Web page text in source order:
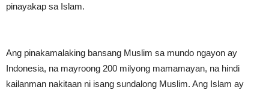
pinayakap sa Islam.
Ang pinakamalaking bansang Muslim sa mundo ngayon ay
Indonesia, na mayroong 200 milyong mamamayan, na hindi
kailanman nakitaan ni isang sundalong Muslim. Ang Islam ay